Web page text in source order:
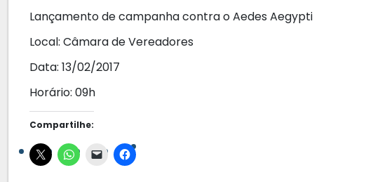
Lançamento de campanha contra o Aedes Aegypti
Local: Câmara de Vereadores
Data: 13/02/2017
Horário: 09h
Compartilhe: